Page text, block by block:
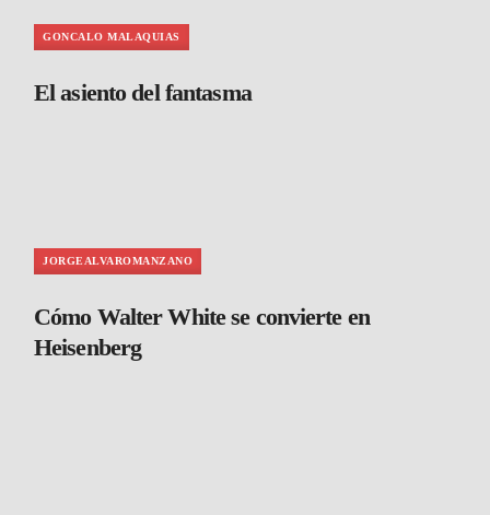
GONCALO MALAQUIAS
El asiento del fantasma
JORGEALVAROMANZANO
Cómo Walter White se convierte en
Heisenberg